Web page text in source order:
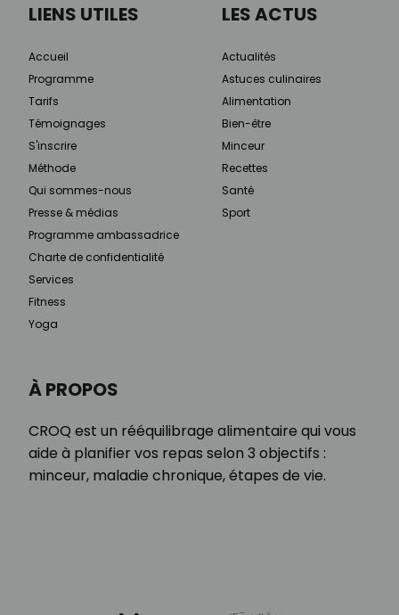
À PROPOS
CROQ est un rééquilibrage alimentaire qui vous
aide à planifier vos repas selon 3 objectifs :
minceur, maladie chronique, étapes de vie.
LIENS UTILES
Accueil
Programme
Tarifs
Témoignages
S'inscrire
Méthode
Qui sommes-nous
Presse & médias
Programme ambassadrice
Charte de confidentialité
Services
Fitness
Yoga
LES ACTUS
Actualités
Astuces culinaires
Alimentation
Bien-être
Minceur
Recettes
Santé
Sport